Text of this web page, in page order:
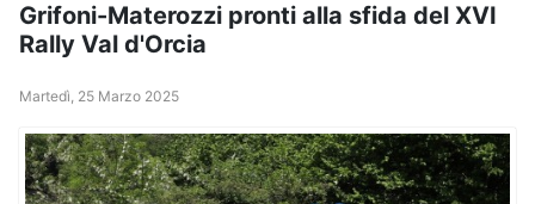
Grifoni-Materozzi pronti alla sfida del XVI
Rally Val d'Orcia
Martedì, 25 Marzo 2025